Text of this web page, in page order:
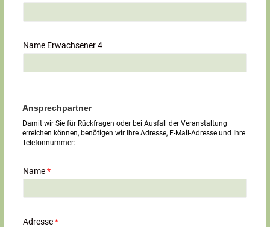
Name Erwachsener 4
Ansprechpartner
Damit wir Sie für Rückfragen oder bei Ausfall der Veranstaltung
erreichen können, benötigen wir Ihre Adresse, E-Mail-Adresse und Ihre
Telefonnummer:
Name*
Adresse*